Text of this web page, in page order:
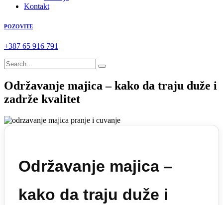
Kontakt
POZOVITE
+387 65 916 791
Održavanje majica – kako da traju duže i
zadrže kvalitet
Održavanje majica –
kako da traju duže i